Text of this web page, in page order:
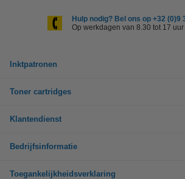
Hulp nodig? Bel ons op +32 (0)9
Op werkdagen van 8.30 tot 17 uur
Inktpatronen
Toner cartridges
Klantendienst
Bedrijfsinformatie
Toegankelijkheidsverklaring